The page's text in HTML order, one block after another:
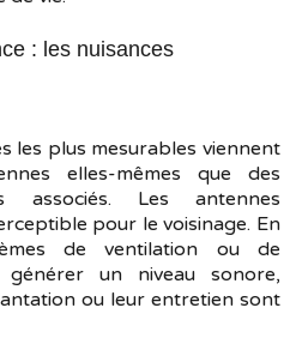
: les nuisances
les plus mesurables viennent
elles-mêmes que des
associés. Les antennes
pour le voisinage. En
de ventilation ou de
générer un niveau sonore,
ou leur entretien sont